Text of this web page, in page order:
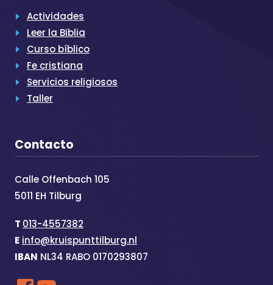
Actividades
Leer la Biblia
Curso bíblico
Fe cristiana
Servicios religiosos
Taller
Contacto
Calle Offenbach 105
5011 EH Tilburg
T 013-4557382
E info@kruispunttilburg.nl
IBAN NL34 RABO 0170293807